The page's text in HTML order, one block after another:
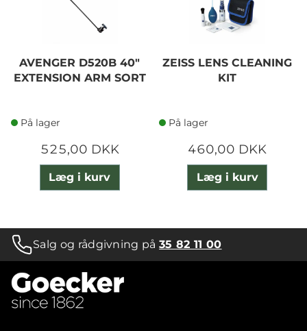
AVENGER D520B 40"
EXTENSION ARM SORT
På lager
525,00 DKK
Læg i kurv
ZEISS LENS CLEANING
KIT
På lager
460,00 DKK
Læg i kurv
Salg og rådgivning på35 82 11 00